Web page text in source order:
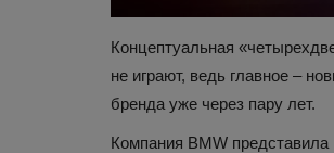
Концептуальная
не играют, ведь главное –
бренда уже через пару лет.
Компания BMW представила